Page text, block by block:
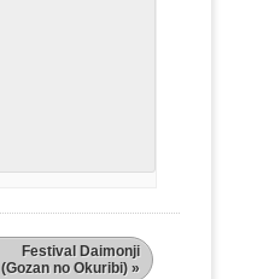
Festival Daimonji
(Gozan no Okuribi) »